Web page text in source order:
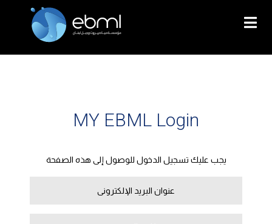
MY EBML Login
يجب عليك تسجيل الدخول للوصول إلى هذه الصفحة